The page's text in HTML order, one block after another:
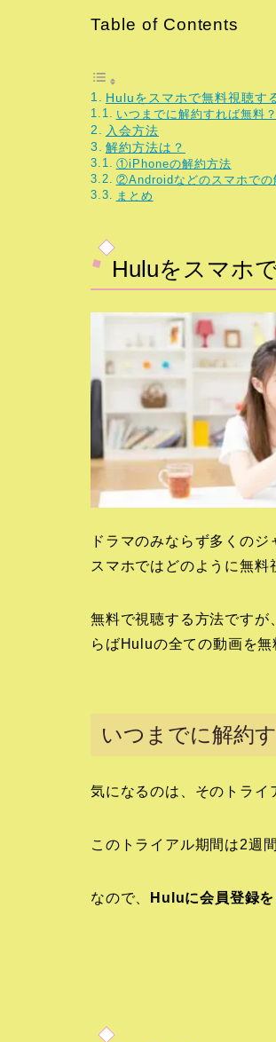
Table of Contents
Huluをスマホで無料視聴す
いつまでに解約すれば無料？
入会方法
解約方法は？
①iPhoneの解約方法
②Androidなどのスマホでの
まとめ
Huluをスマホ
ドラマのみならず多くの
スマホではどのように無料
無料で視聴する方法ですが
らばHuluの全ての動画を無
いつまでに解約
気になるのは、そのトライ
このトライアル期間は2週
なので、 Huluに会員登録